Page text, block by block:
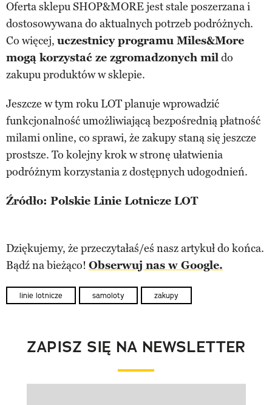
Oferta sklepu SHOP&MORE jest stale poszerzana i
dostosowywana do aktualnych potrzeb podróżnych.
Co więcej, uczestnicy programu Miles&More
mogą korzystać ze zgromadzonych mildo
zakupu produktów w sklepie.
Jeszcze w tym roku LOT planuje wprowadzić
funkcjonalność umożliwiającą bezpośrednią płatność
milami online, co sprawi, że zakupy staną się jeszcze
prostsze. To kolejny krok w stronę ułatwienia
podróżnym korzystania z dostępnych udogodnień.
Źródło: Polskie Linie Lotnicze LOT
Dziękujemy, że przeczytałaś/eś nasz artykuł do końca.
Bądź na bieżąco! Obserwuj nas w Google.
linie lotnicze samoloty zakupy
ZAPISZ SIĘ NA NEWSLETTER